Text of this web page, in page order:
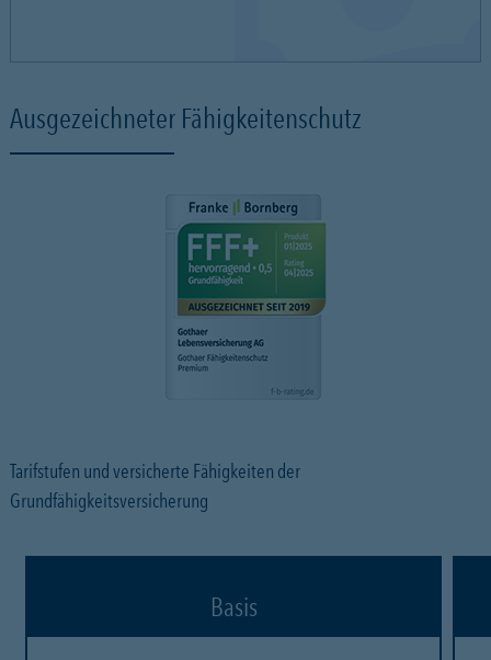
Ausgezeichneter Fähigkeitenschutz
Tarifstufen und versicherte Fähigkeiten der
Grundfähigkeitsversicherung
Basis